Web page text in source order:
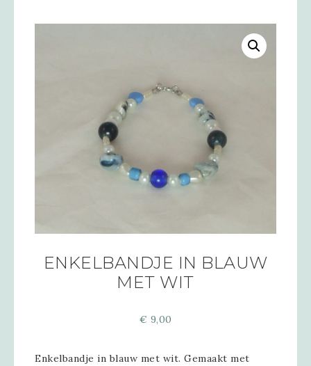
ENKELBANDJE IN BLAUW
MET WIT
€ 9,00
Enkelbandje in blauw met wit. Gemaakt met